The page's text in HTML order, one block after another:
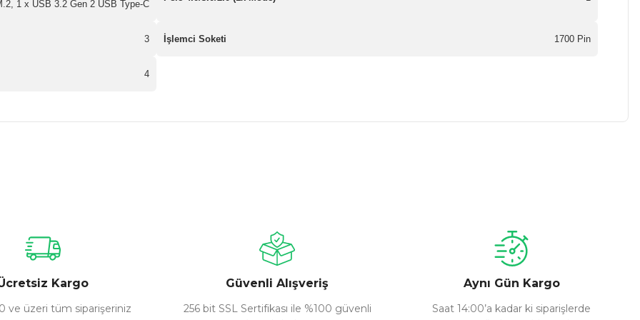
1 x USB 3.2 Gen 2 USB Type-C
3 İşlemci Soketi 1700 Pin
4
Kargo
ve üzeri tüm siparişeriniz
Güvenli Alışveriş
256 bit SSL Sertifikası ile %100 güvenli
Aynı Gün Kargo
Saat 14:00’a kadar ki siparişlerde